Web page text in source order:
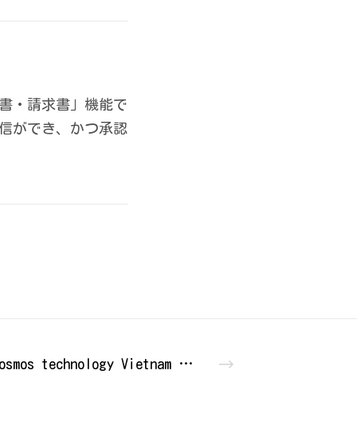
・請求書」機能で
ができ、かつ承認
transcosmos technology Vietnam Co., Ltd.